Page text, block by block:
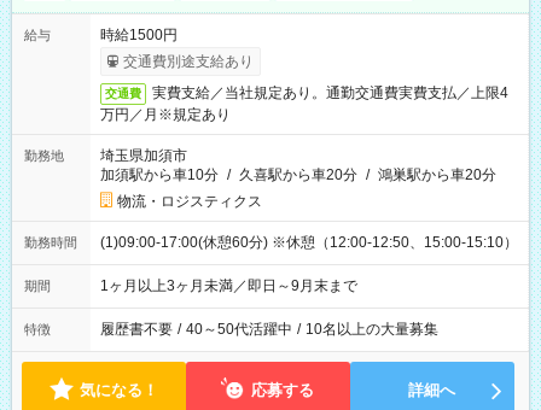
給与
時給1500円
交通費別途支給あり
交通費
実費支給／当社規定あり。通勤交通費実費支払／上限4
万円／月※規定あり
勤務地
埼玉県加須市
加須駅から車10分 / 久喜駅から車20分 / 鴻巣駅から車20分
物流・ロジスティクス
勤務時間 (1)09:00-17:00(休憩60分) ※休憩（12:00-12:50、15:00-15:10）
期間 1ヶ月以上3ヶ月未満／即日～9月末まで
特徴 履歴書不要 / 40～50代活躍中 / 10名以上の大量募集
気になる！ 応募する 詳細へ